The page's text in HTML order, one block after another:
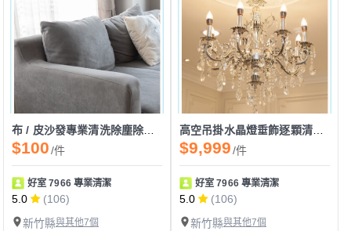
$100/件
好室 7966 專業清潔
5.0
(106)
新竹縣與其他7個
高空吊掛水晶燈垂飾逐顆清洗，恢復燈飾晶瑩璀璨光彩
$9,999/件
好室 7966 專業清潔
5.0
(106)
新竹縣與其他7個